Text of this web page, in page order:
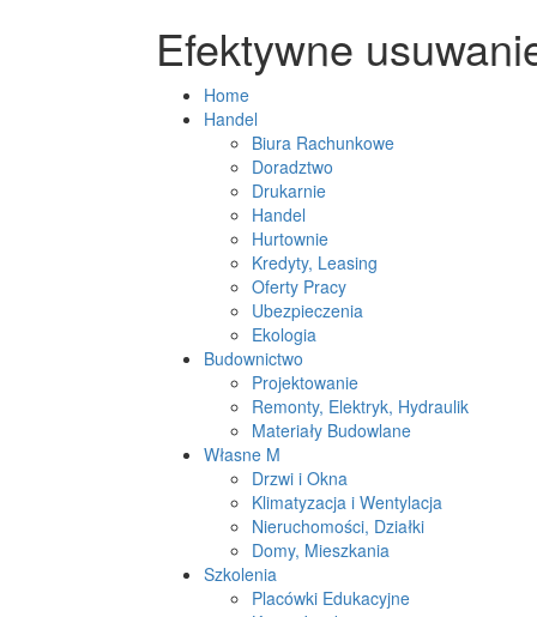
Efektywne
Home
Handel
Biura Rachunkowe
Doradztwo
Drukarnie
Handel
Hurtownie
Kredyty, Leasing
Oferty Pracy
Ubezpieczenia
Ekologia
Budownictwo
Projektowanie
Remonty, Elektryk, Hydraulik
Materiały Budowlane
Własne M
Drzwi i Okna
Klimatyzacja i Wentylacja
Nieruchomości, Działki
Domy, Mieszkania
Szkolenia
Placówki Edukacyjne